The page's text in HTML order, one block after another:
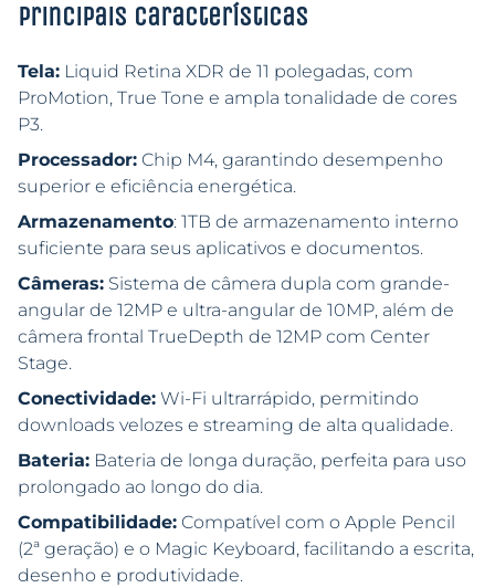
Principais características
Tela: Liquid Retina XDR de 11 polegadas, com
ProMotion, True Tone e ampla tonalidade de cores
P3.
Processador: Chip M4, garantindo desempenho
superior e eficiência energética.
Armazenamento: 1TB de armazenamento interno
suficiente para seus aplicativos e documentos.
Câmeras: Sistema de câmera dupla com grande-
angular de 12MP e ultra-angular de 10MP, além de
câmera frontal TrueDepth de 12MP com Center
Stage.
Conectividade: Wi-Fi ultrarrápido, permitindo
downloads velozes e streaming de alta qualidade.
Bateria: Bateria de longa duração, perfeita para uso
prolongado ao longo do dia.
Compatibilidade: Compatível com o Apple Pencil
(2ª geração) e o Magic Keyboard, facilitando a escrita,
desenho e produtividade.